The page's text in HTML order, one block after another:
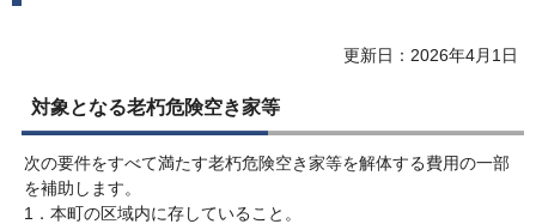
更新日：2026年4月1日
対象となる老朽危険空き家等
次の要件をすべて満たす老朽危険空き家等を解体する費用の一部
を補助します。
1．本町の区域内に存していること。